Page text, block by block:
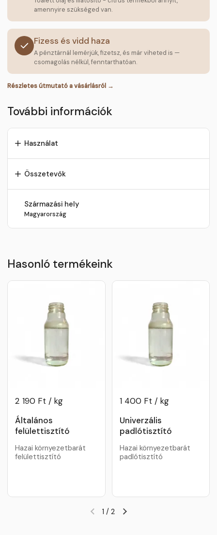
amennyire szükséged van.
Fizess és vidd haza
A pénztárnál lemérjük, fizetsz, és már viheted is —
csomagolás nélkül, fenntarthatóan.
Részletes útmutató a vásárlásról →
További információk
Használat
Összetevők
Származási hely
Magyarország
Hasonló termékeink
2 190 Ft / kg
Általános
felülettisztító
Hazai környezetbarát
felülettisztító
1 400 Ft / kg
Univerzális
padlótisztító
Hazai környezetbarát
padlótisztító
1 / 2